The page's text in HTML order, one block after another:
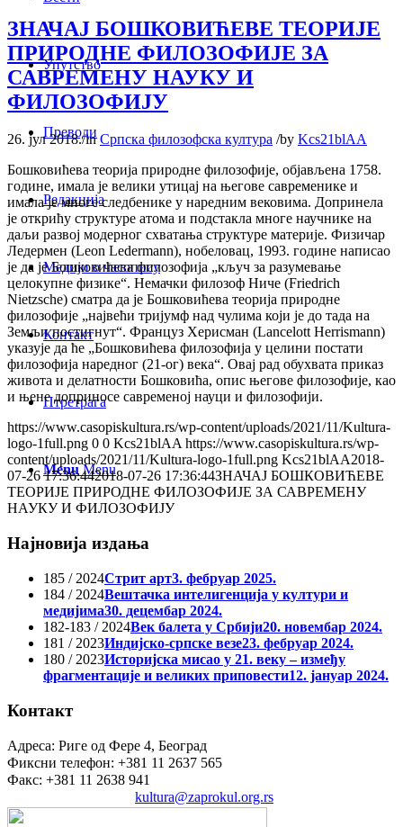
Упутство
Преводи
Редакција
Медији о часопису
Контакт
Птретрага
Menu Menu
ЗНАЧАЈ БОШКОВИЋЕВЕ ТЕОРИЈЕ
ПРИРОДНЕ ФИЛОЗОФИЈЕ ЗА
САВРЕМЕНУ НАУКУ И
ФИЛОЗОФИЈУ
26. јул 2018./inСрпска филозофска култура /by Kcs21blAA
Бошковићева теорија природне филозофије, објављена 1758.
године, имала је велики утицај на његове савременике и
имала је многе следбенике у наредним вековима. Допринела
је открићу структуре атома и подстакла многе научнике на
даљи развој модерног схватања структуре материје. Физичар
Ледермен (Leon Ledermann), нобеловац, 1993. године написао
је да је Бошковићева филозофија „кључ за разумевање
целокупне физике“. Немачки филозоф Ниче (Friedrich
Nietzsche) сматра да је Бошковићева теорија природне
филозофије „највећи тријумф над чулима који је до тада на
Земљи постигнут“. Француз Херисман (Lancelott Herrismann)
указује да ће „Бошковићева филозофија у целини постати
филозофија наредног (21-ог) века“. Овај рад обухвата приказ
живота и делатности Бошковића, опис његове филозофије, као
и њене доприносе савременој науци и филозофији.
https://www.casopiskultura.rs/wp-content/uploads/2021/11/Kultura-
logo-1full.png 0 0 Kcs21blAA https://www.casopiskultura.rs/wp-
content/uploads/2021/11/Kultura-logo-1full.png Kcs21blAA2018-
07-26 17:36:442018-07-26 17:36:44ЗНАЧАЈ БОШКОВИЋЕВЕ
ТЕОРИЈЕ ПРИРОДНЕ ФИЛОЗОФИЈЕ ЗА САВРЕМЕНУ
НАУКУ И ФИЛОЗОФИЈУ
Најновија издања
185 / 2024Стрит арт3. фебруар 2025.
184 / 2024Вештачка интелигенција у култури и
медијима30. децембар 2024.
182-183 / 2024Век балета у Србији20. новембар 2024.
181 / 2023Индијско-српске везе23. фебруар 2024.
180 / 2023Историјска мисао у 21. веку – између
фрагментације и великих приповести12. јануар 2024.
Контакт
Адреса: Риге од Фере 4, Београд
Фиксни телефон: +381 11 2637 565
Факс: +381 11 2638 941
kultura@zaprokul.org.rs